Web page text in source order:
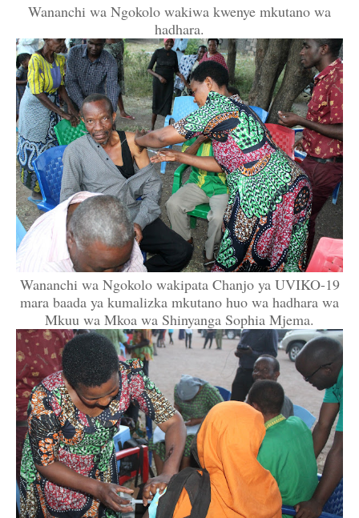
Wananchi wa Ngokolo wakiwa kwenye mkutano wa
hadhara.
Wananchi wa Ngokolo wakipata Chanjo ya UVIKO-19
mara baada ya kumalizka mkutano huo wa hadhara wa
Mkuu wa Mkoa wa Shinyanga Sophia Mjema.